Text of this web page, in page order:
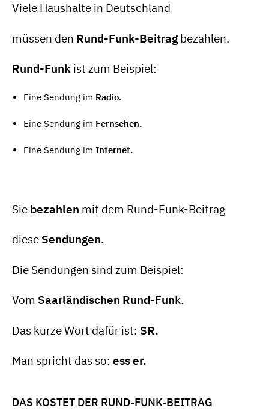
Viele Haushalte in Deutschland
müssen den Rund-Funk-Beitrag bezahlen.
Rund-Funk ist zum Beispiel:
Eine Sendung im Radio.
Eine Sendung im Fernsehen.
Eine Sendung im Internet.
Sie bezahlen mit dem Rund-Funk-Beitrag
diese Sendungen.
Die Sendungen sind zum Beispiel:
Vom Saarländischen Rund-Funk.
Das kurze Wort dafür ist: SR.
Man spricht das so: ess er.
DAS KOSTET DER RUND-FUNK-BEITRAG